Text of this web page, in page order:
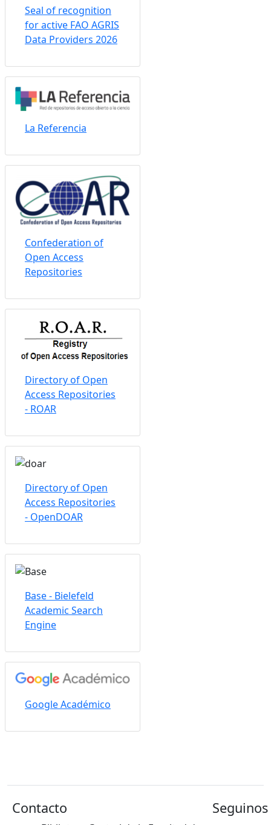
Seal of recognition
for active FAO AGRIS
Data Providers 2026
La Referencia
Confederation of
Open Access
Repositories
Directory of Open
Access Repositories
- ROAR
Directory of Open
Access Repositories
- OpenDOAR
Base - Bielefeld
Academic Search
Engine
Google Académico
Contacto